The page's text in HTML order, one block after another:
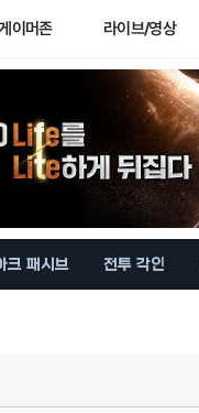
이머존 라이브/영상
크 패시브 전투 각인